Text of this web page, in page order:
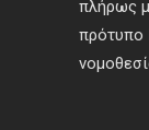
πλήρως
πρότυπο